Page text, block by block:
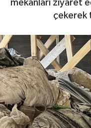
mekanları ziyaret
çekerek
GÜNDEM
MAGAZİN
SAĞLIK
EĞİTİM
BÖLGE
Son Dakika
Haber Arşivi